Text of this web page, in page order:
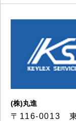
(株)丸進
〒116-0013 東